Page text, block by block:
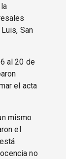
San
al 20 de
el acta
mismo
el
no